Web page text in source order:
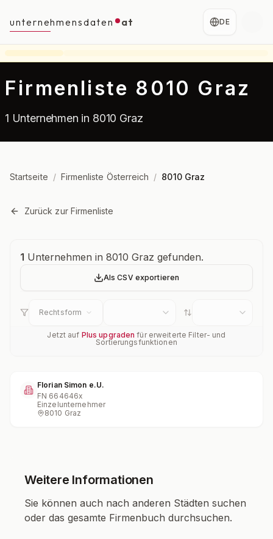
unternehmensdaten at DE
Firmenliste 8010 Graz
1 Unternehmen in 8010 Graz
Startseite / Firmenliste Österreich / 8010 Graz
Zurück zur Firmenliste
Unternehmensübersicht
1 Unternehmen in 8010 Graz gefunden.
Als CSV exportieren
Rechtsform
Jetzt auf Plus upgraden für erweiterte Filter- und
Sortierungsfunktionen
Florian Simon e.U.
FN 664646x
Einzelunternehmer
8010 Graz
Weitere Informationen
Sie können auch nach anderen Städten suchen
oder das gesamte Firmenbuch durchsuchen.